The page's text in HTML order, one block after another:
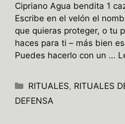
Cipriano Agua bendita 1
Escribe en el velón el
que quieras proteger, o tu
haces para ti – más bien
Puedes hacerlo con un …
Categorías
RITUALES, RITUALES
DEFENSA